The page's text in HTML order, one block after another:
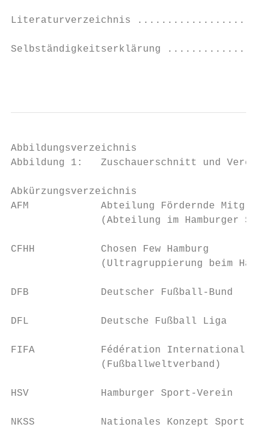
Literaturverzeichnis
Selbständigkeitserklärung
Abbildungsverzeichnis
Abbildung 1:   Zuschauerschnitt und
Abkürzungsverzeichnis
AFM            Abteilung Fördernde
               (Abteilung im Hamburger SV)
CFHH           Chosen Few Hamburg
(Ultragruppierung beim
DFB            Deutscher Fußball‐Bund
DFL            Deutsche Fußball Liga
FIFA           Fédération International de
               (Fußballweltverband)
HSV            Hamburger Sport‐Verein
NKSS           Nationales Konzept Sport